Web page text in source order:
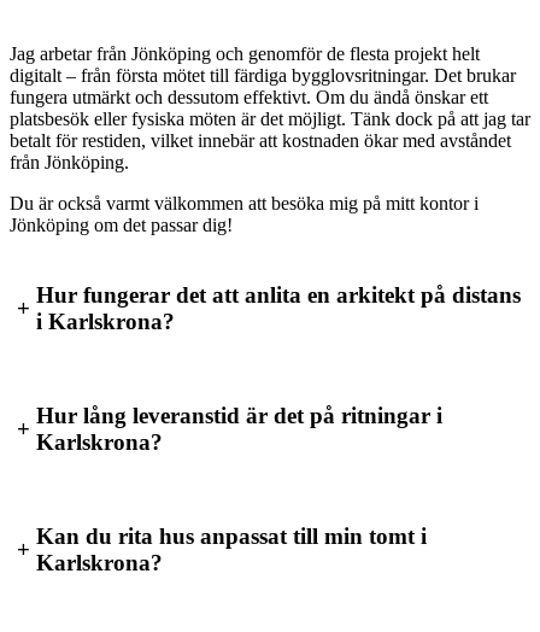
Jag arbetar från Jönköping och genomför de flesta projekt helt
digitalt – från första mötet till färdiga bygglovsritningar. Det brukar
fungera utmärkt och dessutom effektivt. Om du ändå önskar ett
platsbesök eller fysiska möten är det möjligt. Tänk dock på att jag tar
betalt för restiden, vilket innebär att kostnaden ökar med avståndet
från Jönköping.
Du är också varmt välkommen att besöka mig på mitt kontor i
Jönköping om det passar dig!
+
Hur fungerar det att anlita en arkitekt på distans
i Karlskrona?
+
Hur lång leveranstid är det på ritningar i
Karlskrona?
+
Kan du rita hus anpassat till min tomt i
Karlskrona?